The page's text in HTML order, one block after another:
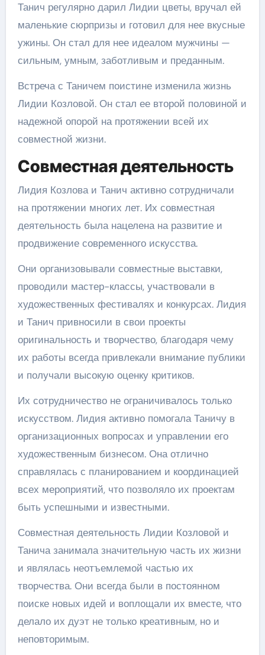
Танич регулярно дарил Лидии цветы, вручал ей
маленькие сюрпризы и готовил для нее вкусные
ужины. Он стал для нее идеалом мужчины —
сильным, умным, заботливым и преданным.
Встреча с Таничем поистине изменила жизнь
Лидии Козловой. Он стал ее второй половиной и
надежной опорой на протяжении всей их
совместной жизни.
Совместная деятельность
Лидия Козлова и Танич активно сотрудничали
на протяжении многих лет. Их совместная
деятельность была нацелена на развитие и
продвижение современного искусства.
Они организовывали совместные выставки,
проводили мастер-классы, участвовали в
художественных фестивалях и конкурсах. Лидия
и Танич привносили в свои проекты
оригинальность и творчество, благодаря чему
их работы всегда привлекали внимание публики
и получали высокую оценку критиков.
Их сотрудничество не ограничивалось только
искусством. Лидия активно помогала Таничу в
организационных вопросах и управлении его
художественным бизнесом. Она отлично
справлялась с планированием и координацией
всех мероприятий, что позволяло их проектам
быть успешными и известными.
Совместная деятельность Лидии Козловой и
Танича занимала значительную часть их жизни
и являлась неотъемлемой частью их
творчества. Они всегда были в постоянном
поиске новых идей и воплощали их вместе, что
делало их дуэт не только креативным, но и
неповторимым.